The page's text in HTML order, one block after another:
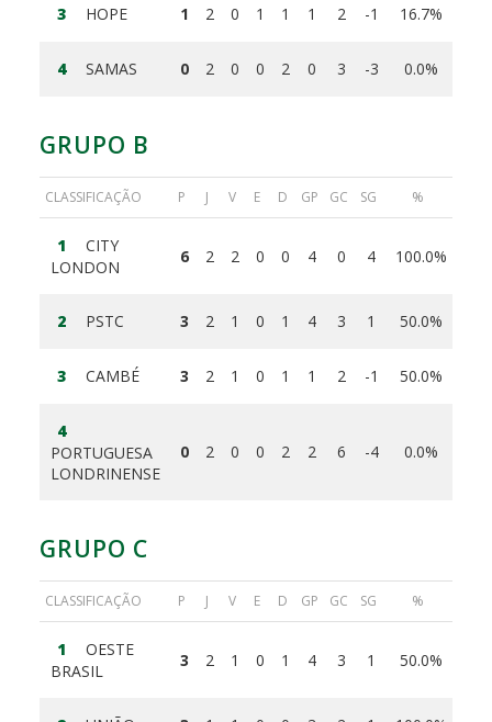
3 HOPE 1 2 0 1 1 1 2 -1 16.7%
4 SAMAS 0 2 0 0 2 0 3 -3 0.0%
GRUPO B
CLASSIFICAÇÃO P J V E D GP GC SG %
1
CITY
LONDON
6 2 2 0 0 4 0 4 100.0%
2 PSTC 3 2 1 0 1 4 3 1 50.0%
3 CAMBÉ 3 2 1 0 1 1 2 -1 50.0%
4
PORTUGUESA
LONDRINENSE
0 2 0 0 2 2 6 -4 0.0%
GRUPO C
CLASSIFICAÇÃO P J V E D GP GC SG %
1
OESTE
BRASIL
3 2 1 0 1 4 3 1 50.0%